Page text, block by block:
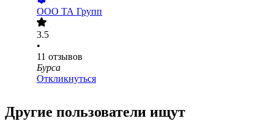
ООО ТА Групп
3.5
•
11 отзывов
Бурса
Откликнуться
Другие пользователи ищут